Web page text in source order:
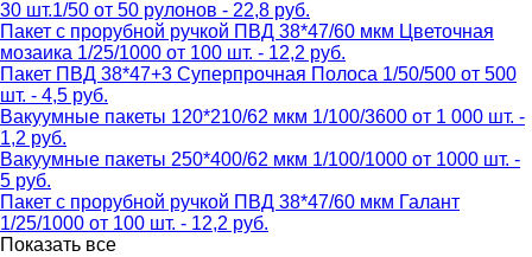
30 шт.1/50 от 50 рулонов - 22,8 руб.
Пакет с прорубной ручкой ПВД 38*47/60 мкм Цветочная
мозаика 1/25/1000 от 100 шт. - 12,2 руб.
Пакет ПВД 38*47+3 Суперпрочная Полоса 1/50/500 от 500
шт. - 4,5 руб.
Вакуумные пакеты 120*210/62 мкм 1/100/3600 от 1 000 шт. -
1,2 руб.
Вакуумные пакеты 250*400/62 мкм 1/100/1000 от 1000 шт. -
5 руб.
Пакет с прорубной ручкой ПВД 38*47/60 мкм Галант
1/25/1000 от 100 шт. - 12,2 руб.
Показать все